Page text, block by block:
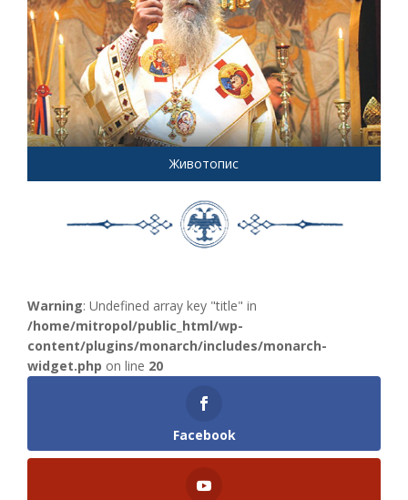
Животопис
Warning: Undefined array key "title" in
/home/mitropol/public_html/wp-
content/plugins/monarch/includes/monarch-
widget.php on line 20
Facebook